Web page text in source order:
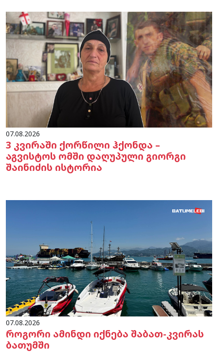
07.08.2026
3 კვირაში ქორწილი ჰქონდა –
აგვისტოს ომში დაღუპული გიორგი
შაინიძის ისტორია
07.08.2026
როგორი ამინდი იქნება შაბათ-კვირას
ბათუმში